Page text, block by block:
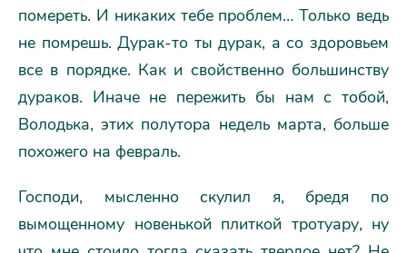
помереть. И никаких тебе проблем… Только ведь
не помрешь. Дурак-то ты дурак, а со здоровьем
все в порядке. Как и свойственно большинству
дураков. Иначе не пережить бы нам с тобой,
Володька, этих полутора недель марта, больше
похожего на февраль.
Господи, мысленно скулил я, бредя по
вымощенному новенькой плиткой тротуару, ну